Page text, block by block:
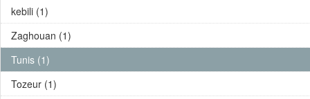
kebili (1)
Zaghouan (1)
Tunis (1)
Tozeur (1)